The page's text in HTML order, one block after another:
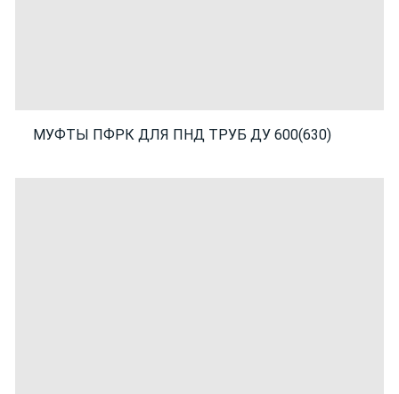
МУФТЫ ПФРК ДЛЯ ПНД ТРУБ ДУ 600(630)